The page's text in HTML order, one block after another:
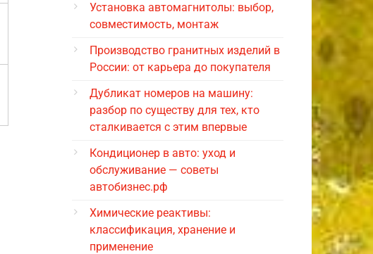
Установка автомагнитолы: выбор,
совместимость, монтаж
Производство гранитных изделий в
России: от карьера до покупателя
Дубликат номеров на машину:
разбор по существу для тех, кто
сталкивается с этим впервые
Кондиционер в авто: уход и
обслуживание — советы
автобизнес.рф
Химические реактивы:
классификация, хранение и
применение